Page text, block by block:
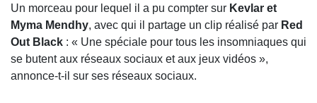
Un morceau pour lequel il a pu compter sur Kevlar et
Myma Mendhy, avec qui il partage un clip réalisé par Red
Out Black : « Une spéciale pour tous les insomniaques qui
se butent aux réseaux sociaux et aux jeux vidéos »,
annonce-t-il sur ses réseaux sociaux.